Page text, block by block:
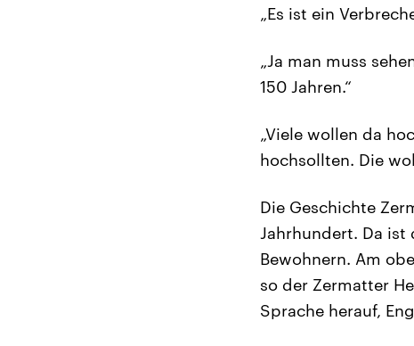
„Es ist ein
„Ja man muss
150 Jahren.“
„Viele wollen da
hochsollten. Die
Die Geschichte
Jahrhundert. Da
Bewohnern. Am
so der Zermatter
Sprache herauf,